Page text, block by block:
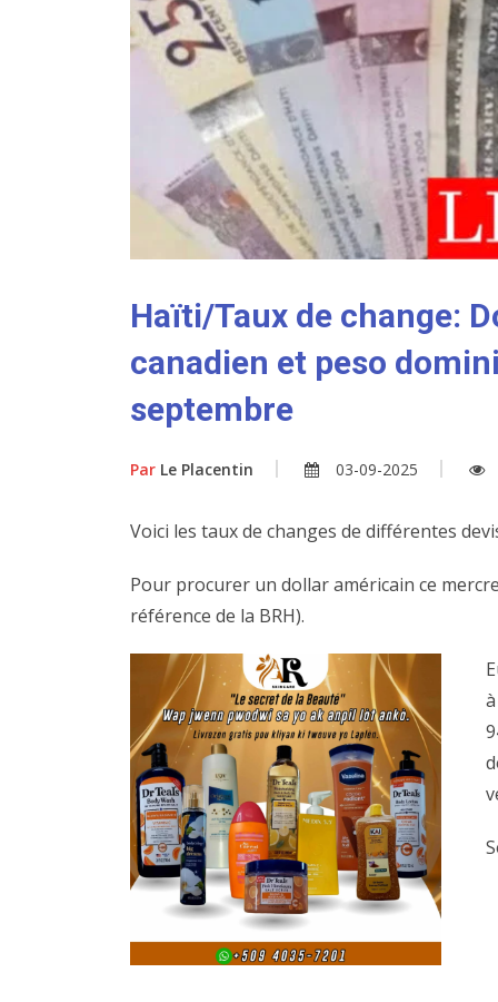
Haïti/Taux de change:
canadien et peso
septembre
Par Le Placentin 03-09-2025
Voici les taux de changes de différentes
Pour procurer un dollar américain ce
référence de la BRH).